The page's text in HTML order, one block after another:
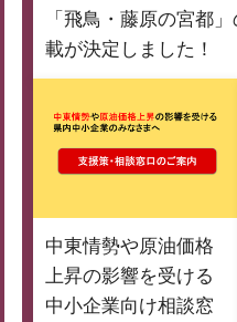
「飛鳥・藤原の宮都
載が決定しました！
中東情勢や原油価格
上昇の影響を受ける
中小企業向け相談窓